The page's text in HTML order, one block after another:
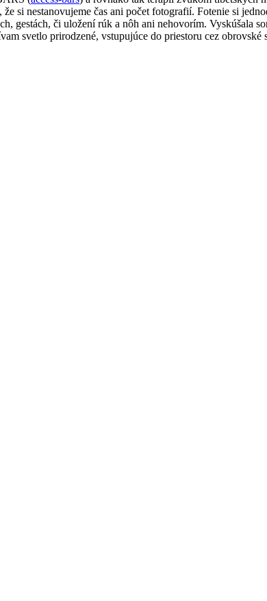
si nestanovujeme čas ani počet fotografií. Fotenie si
gestách, či uložení rúk a nôh ani nehovorím. Vyskúšala
svetlo prirodzené, vstupujúce do priestoru cez